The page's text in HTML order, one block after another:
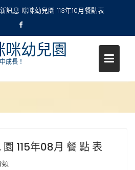
訊息 咪咪幼兒園 113年10月餐點表
幼兒園
成長！
園 115年08月 餐 點 表
類